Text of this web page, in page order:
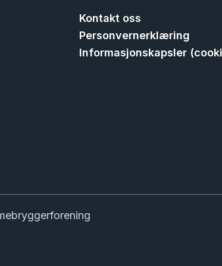
Kontakt oss
Personvernerklæring
Informasjonskapsler